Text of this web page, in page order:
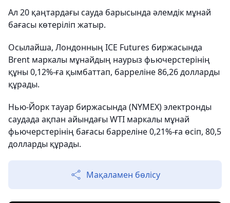
Ал 20 қаңтардағы сауда барысында әлемдік мұнай
бағасы көтеріліп жатыр.
Осылайша, Лондонның ICE Futures биржасында
Brent маркалы мұнайдың наурыз фьючерстерінің
құны 0,12%-ға қымбаттап, барреліне 86,26 долларды
құрады.
Нью-Йорк тауар биржасында (NYMEX) электронды
саудада ақпан айындағы WTI маркалы мұнай
фьючерстерінің бағасы барреліне 0,21%-ға өсіп, 80,5
долларды құрады.
Мақаламен бөлісу